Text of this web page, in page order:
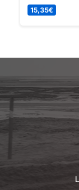
classé pièces
bike, spécial
15,35€